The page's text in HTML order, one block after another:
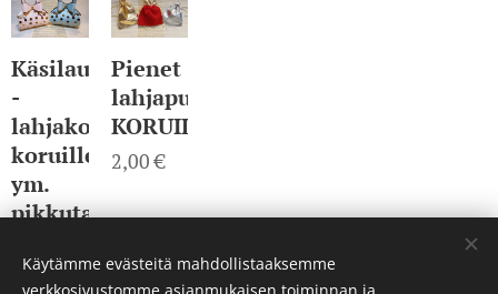
Käsilaukku
-
lahjakotelo
koruille
ym.
pikkutavaralle.
Pienet
lahjapussit
KORUILLE
2,00€
Käytämme evästeitä mahdollistaaksemme